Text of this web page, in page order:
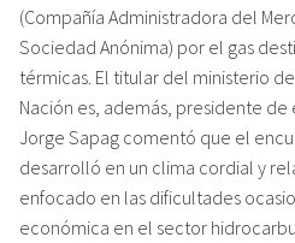
(Compañía Administradora del
Sociedad Anónima) por el gas
térmicas. El titular del ministerio
Nación es, además, presidente de
Jorge Sapag comentó que el
desarrolló en un clima cordial y
enfocado en las dificultades
económica en el sector